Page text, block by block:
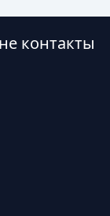
контакты